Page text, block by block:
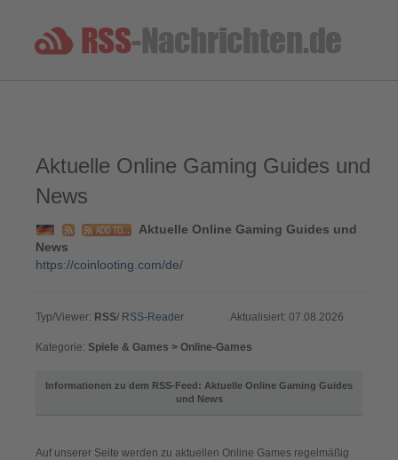
Aktuelle Online Gaming Guides und
News
Aktuelle Online Gaming Guides und
News
https://coinlooting.com/de/
Typ/Viewer: RSS/ RSS-Reader Aktualisiert: 07.08.2026
Kategorie: Spiele & Games > Online-Games
Informationen zu dem RSS-Feed: Aktuelle Online Gaming Guides
und News
Auf unserer Seite werden zu aktuellen Online Games regelmäßig